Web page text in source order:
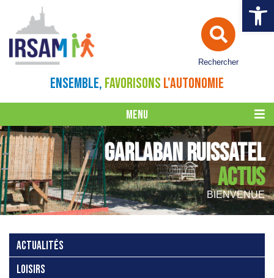
Ouvrir
Rechercher
ENSEMBLE, FAVORISONS L'AUTONOMIE
MENU
GARLABAN RUISSATEL
ACTUS
BIENVENUE
ACTUALITÉS
LOISIRS